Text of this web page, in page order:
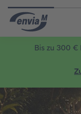
Bis zu 300 €